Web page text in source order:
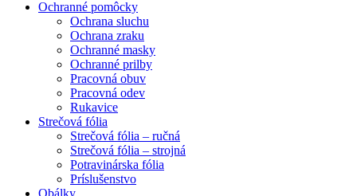
Ochranné pomôcky
Ochrana sluchu
Ochrana zraku
Ochranné masky
Ochranné prilby
Pracovná obuv
Pracovná odev
Rukavice
Strečová fólia
Strečová fólia – ručná
Strečová fólia – strojná
Potravinárska fólia
Príslušenstvo
Obálky